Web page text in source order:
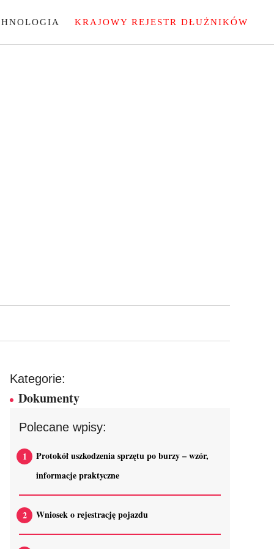
KRAJOWY REJESTR DŁUŻNIKÓW
Kategorie:
Dokumenty
Polecane wpisy:
Protokół uszkodzenia sprzętu po burzy – wzór,
informacje praktyczne
Wniosek o rejestrację pojazdu